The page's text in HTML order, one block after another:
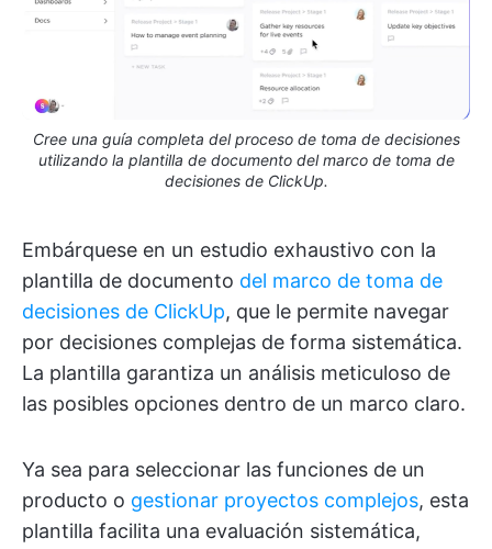
Cree una guía completa del proceso de toma de decisiones
utilizando la plantilla de documento del marco de toma de
decisiones de ClickUp.
Embárquese en un estudio exhaustivo con la
plantilla de documento del marco de toma de
decisiones de ClickUp, que le permite navegar
por decisiones complejas de forma sistemática.
La plantilla garantiza un análisis meticuloso de
las posibles opciones dentro de un marco claro.
Ya sea para seleccionar las funciones de un
producto o gestionar proyectos complejos, esta
plantilla facilita una evaluación sistemática,